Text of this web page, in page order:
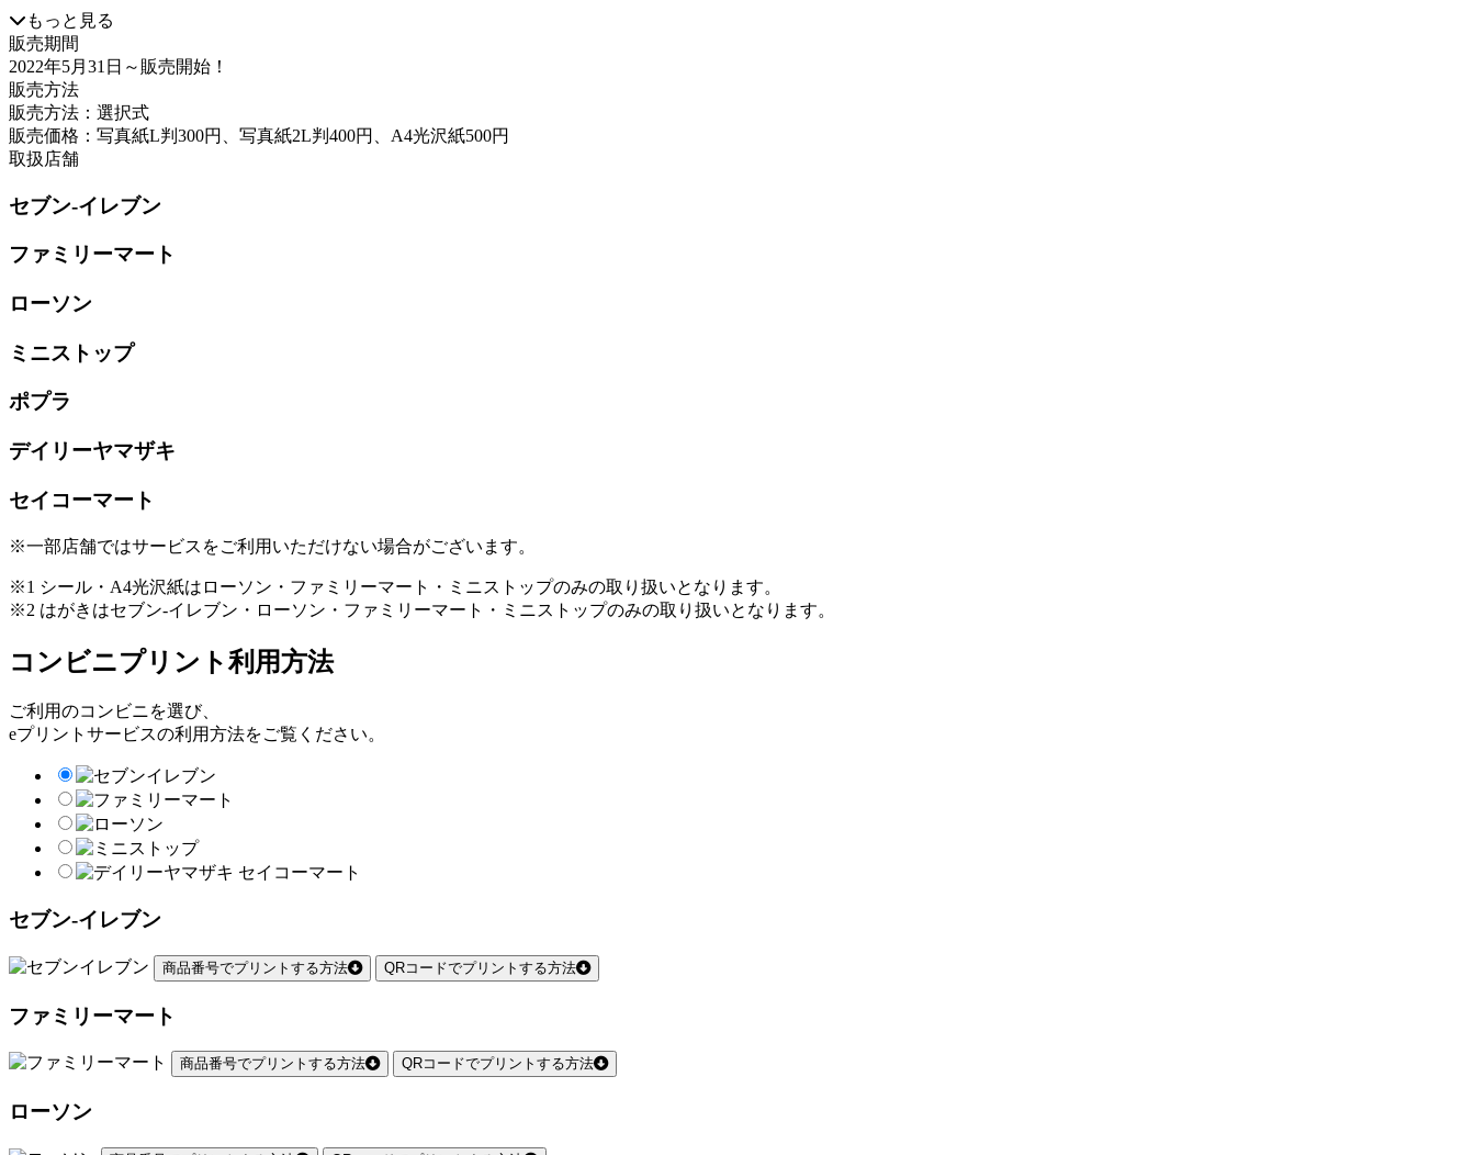
もっと見る
販売期間
2022年5月31日 ～販売開始！
販売方法
販売方法：選択式
販売価格：写真紙L判300円、写真紙2L判400円、A4光沢紙500円
取扱店舗
セブン-イレブン
ファミリーマート
ローソン
ミニストップ
ポプラ
デイリーヤマザキ
セイコーマート
※一部店舗ではサービスをご利用いただけない場合がございます。
※1 シール・A4光沢紙はローソン・ファミリーマート・ミニストップのみの取り扱いとなります。
※2 はがきはセブン-イレブン・ローソン・ファミリーマート・ミニストップのみの取り扱いとなります。
コンビニプリント利用方法
ご利用のコンビニを選び、
eプリントサービスの利用方法をご覧ください。
セブン-イレブン
商品番号でプリントする方法 QRコードでプリントする方法
ファミリーマート
商品番号でプリントする方法 QRコードでプリントする方法
ローソン